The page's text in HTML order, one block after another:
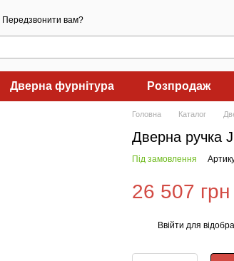
Передзвонити вам?
Дверна фурнітура Розпродаж
Головна Каталог
Дверна ручка
Під замовлення
26 507 грн
Ввійти для